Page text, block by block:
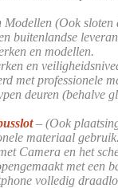
Modellen (Ook sloten
buitenlandse
en modellen.
en
met professionele
deuren (behalve
– (Ook
materiaal
Camera en het
met een
volledig